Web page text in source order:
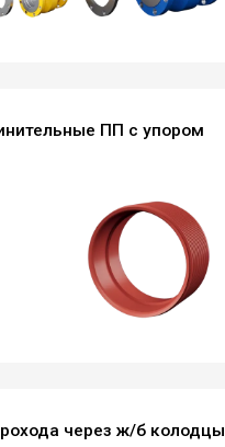
ПП с упором
через ж/б колодцы